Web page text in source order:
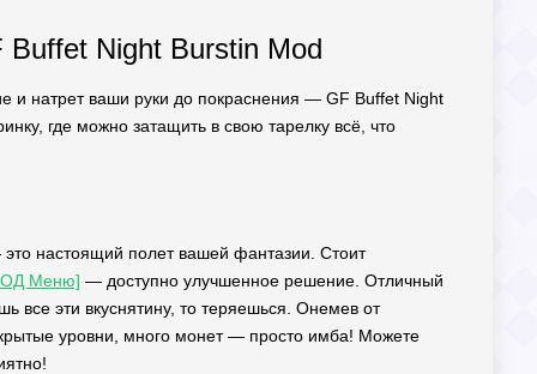
Buffet Night Burstin Mod
и натрет ваши руки до покраснения — GF Buffet Night
где можно затащить в свою тарелку всё, что
настоящий полет вашей фантазии. Стоит
Меню] — доступно улучшенное решение. Отличный
все эти вкуснятину, то теряешься. Онемев от
уровни, много монет — просто имба! Можете